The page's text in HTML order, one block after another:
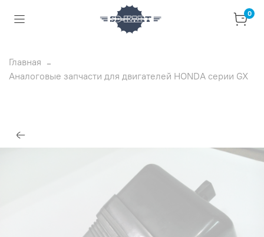
0
Главная
Аналоговые запчасти для двигателей HONDA серии GX